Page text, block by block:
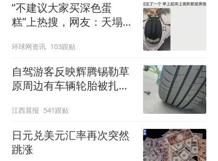
“不建议大家买深色蛋
糕”上热搜，网友：天塌
环球网资讯 103跟贴
自驾游客反映辉腾锡勒草
原周边有车辆轮胎被扎，
元，官方发布情况通报
江西晨报 541跟贴
日元兑美元汇率再次突然
跳涨